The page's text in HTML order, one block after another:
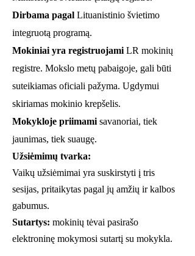
Dirbama pagal Lituanistinio švietimo
integruotą programą.
Mokiniai yra registruojami LR mokinių
registre. Mokslo metų pabaigoje, gali būti
suteikiamas oficiali pažyma. Ugdymui
skiriamas mokinio krepšelis.
Mokykloje priimami savanoriai, tiek
jaunimas, tiek suaugę.
Užsiėmimų tvarka:
Vaikų užsiėmimai yra suskirstyti į tris
sesijas, pritaikytas pagal jų amžių ir kalbos
gabumus.
Sutartys: mokinių tėvai pasirašo
elektroninę mokymosi sutartį su mokykla.